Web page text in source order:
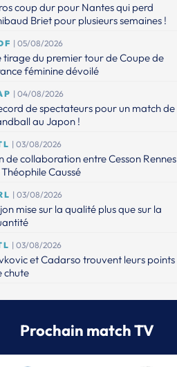
coup dur pour Nantes qui perd
Briet pour plusieurs semaines !
| 05/08/2026
tirage du premier tour de Coupe de
féminine dévoilé
| 04/08/2026
de spectateurs pour un match de
au Japon !
| 03/08/2026
de collaboration entre Cesson Rennes
Caussé
| 03/08/2026
mise sur la qualité plus que sur la
| 03/08/2026
et Cadarso trouvent leurs points
chute
Prochain match TV